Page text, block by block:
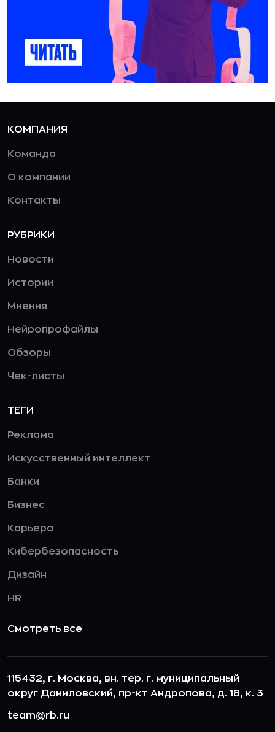
КОМПАНИЯ
Команда
О компании
Контакты
РУБРИКИ
Новости
Истории
Мнения
Нейропрофайлы
Обзоры
Чек-листы
ТЕГИ
Реклама
Искусственный интеллект
Банки
Бизнес
Карьера
Кибербезопасность
Дизайн
HR
Смотреть все
115432, г. Москва, вн. тер. г. муниципальный
округ Даниловский, пр-кт Андропова, д. 18, к. 3
team@rb.ru